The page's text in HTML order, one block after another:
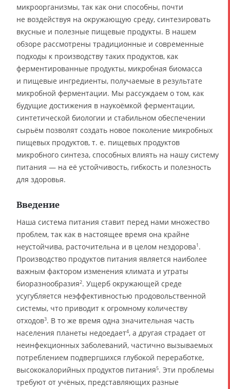
микроорганизмы, так как они способны, почти
не воздействуя на окружающую среду, синтезировать
вкусные и полезные пищевые продукты. В нашем
обзоре рассмотрены традиционные и современные
подходы к производству таких продуктов, как
ферментированные продукты, микробная биомасса
и пищевые ингредиенты, получаемые в результате
микробной ферментации. Мы рассуждаем о том, как
будущие достижения в наукоёмкой ферментации,
синтетической биологии и стабильном обеспечении
сырьём позволят создать новое поколение микробных
пищевых продуктов, т. е. пищевых продуктов
микробного синтеза, способных влиять на нашу систему
питания — на её устойчивость, гибкость и полезность
для здоровья.
Введение
Наша система питания ставит перед нами множество
проблем, так как в настоящее время она крайне
неустойчива, расточительна и в целом нездорова1.
Производство продуктов питания является наиболее
важным фактором изменения климата и утраты
биоразнообразия2. Ущерб окружающей среде
усугубляется неэффективностью продовольственной
системы, что приводит к огромному количеству
отходов3. В то же время одна значительная часть
населения планеты недоедает4, а другая страдает от
неинфекционных заболеваний, частично вызываемых
потреблением подвергшихся глубокой переработке,
высококалорийных продуктов питания5. Эти проблемы
требуют от учёных, представляющих разные